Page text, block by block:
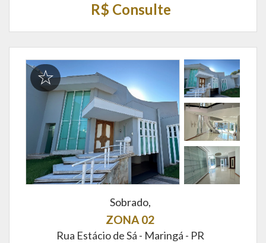
R$ Consulte
Sobrado,
ZONA 02
Rua Estácio de Sá - Maringá - PR